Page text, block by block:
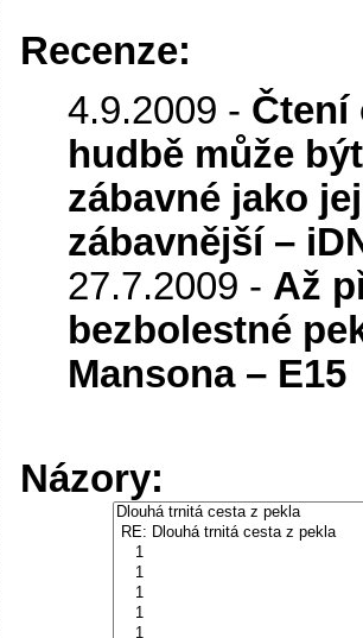
Recenze:
4.9.2009 - Čtení
hudbě může
zábavné jako
zábavnější –
27.7.2009 - Až
bezbolestné
Mansona – E15
Názory: